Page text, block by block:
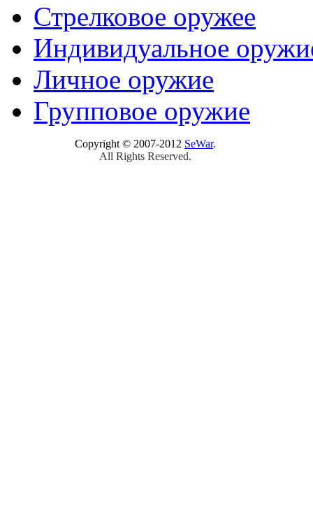
Стрелковое оружее
Индивидуальное
Личное оружие
Групповое оружие
Copyright © 2007-2012 SeWar.
All Rights Reserved.